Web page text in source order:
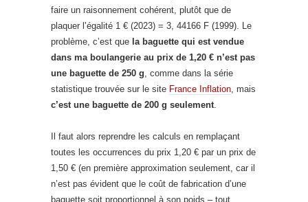
faire un raisonnement cohérent, plutôt que de
plaquer l’égalité 1 € (2023) = 3, 44166 F (1999). Le
problème, c’est que la baguette qui est vendue
dans ma boulangerie au prix de 1,20 € n’est pas
une baguette de 250 g, comme dans la série
statistique trouvée sur le site France Inflation, mais
c’est une baguette de 200 g seulement.
Il faut alors reprendre les calculs en remplaçant
toutes les occurrences du prix 1,20 € par un prix de
1,50 € (en première approximation seulement, car il
n’est pas évident que le coût de fabrication d’une
baguette soit proportionnel à son poids – tout